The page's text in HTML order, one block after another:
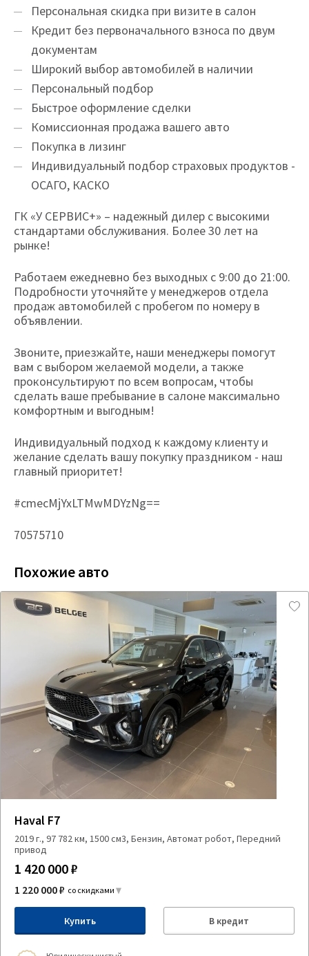
Персональная скидка при визите в салон
Кредит без первоначального взноса по двум
документам
Широкий выбор автомобилей в наличии
Персональный подбор
Быстрое оформление сделки
Комиссионная продажа вашего авто
Покупка в лизинг
Индивидуальный подбор страховых продуктов -
ОСАГО, КАСКО
ГК «У СЕРВИС+» – надежный дилер с высокими
стандартами обслуживания. Более 30 лет на
рынке!
Работаем ежедневно без выходных с 9:00 до 21:00.
Подробности уточняйте у менеджеров отдела
продаж автомобилей с пробегом по номеру в
объявлении.
Звоните, приезжайте, наши менеджеры помогут
вам с выбором желаемой модели, а также
проконсультируют по всем вопросам, чтобы
сделать ваше пребывание в салоне максимально
комфортным и выгодным!
Индивидуальный подход к каждому клиенту и
желание сделать вашу покупку праздником - наш
главный приоритет!
#cmecMjYxLTMwMDYzNg==
70575710
Похожие авто
Haval F7
2019 г., 97 782 км, 1500 см3, Бензин, Автомат робот, Передний
привод
1 420 000 ₽
1 220 000 ₽ со скидками
Купить В кредит